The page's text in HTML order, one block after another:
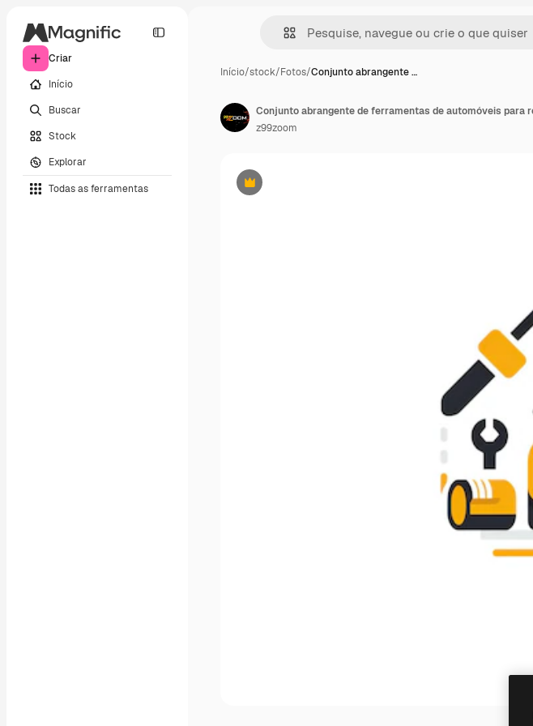
Criar
Início
Buscar
Stock
Explorar
Todas as ferramentas
Início/stock/Fotos/Conjunto abrangente …
Premium
z99zoom